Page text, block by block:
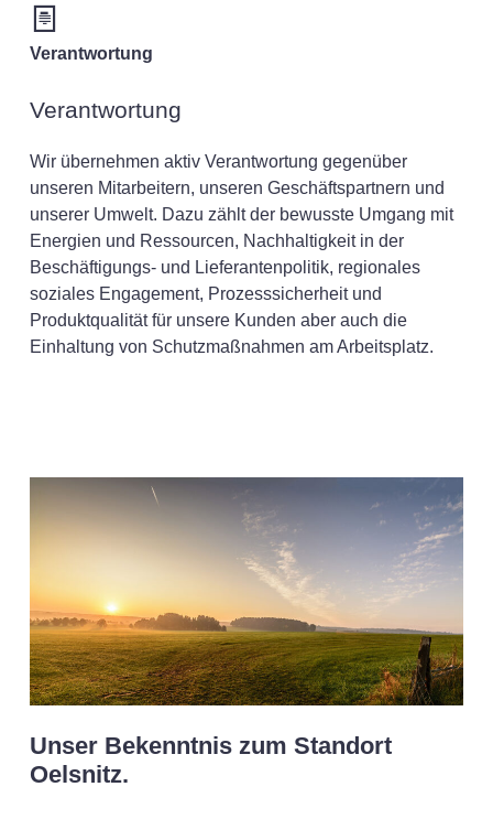
Verantwortung
Verantwortung
Wir übernehmen aktiv Verantwortung gegenüber
unseren Mitarbeitern, unseren Geschäftspartnern und
unserer Umwelt. Dazu zählt der bewusste Umgang mit
Energien und Ressourcen, Nachhaltigkeit in der
Beschäftigungs- und Lieferantenpolitik, regionales
soziales Engagement, Prozesssicherheit und
Produktqualität für unsere Kunden aber auch die
Einhaltung von Schutzmaßnahmen am Arbeitsplatz.
Unser Bekenntnis zum Standort
Oelsnitz.